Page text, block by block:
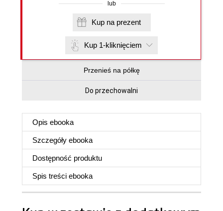
lub
Kup na prezent
Kup 1-kliknięciem
Przenieś na półkę
Do przechowalni
Opis ebooka
Szczegóły ebooka
Dostępność produktu
Spis treści ebooka